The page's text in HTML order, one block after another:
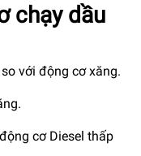
chạy dầu
với động cơ xăng.
cơ Diesel thấp